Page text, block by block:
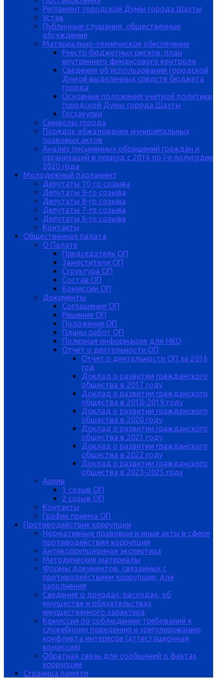
Регламент городской Думы города Шахты
Устав
Публичные слушания, общественные
обсуждения
Материально-техническое обеспечение
Реестр бюджетных рисков, план
внутреннего финансового контроля
Сведения об использовании городской
Думой выделенных средств бюджета
города
Основные положения учетной политики
городской Думы города Шахты
Госзакупки
Символы города
Порядок обжалования муниципальных
правовых актов
Анализ письменных обращений граждан и
организаций в период с 2016 по I-е полугодие
2020 года
Молодежный парламент
Депутаты 10-го созыва
Депутаты 9-го созыва
Депутаты 8-го созыва
Депутаты 7-го созыва
Депутаты 6-го созыва
Контакты
Общественная палата
О Палате
Председатель ОП
Заместители ОП
Структура ОП
Состав ОП
Комиссии ОП
Документы
Соглашения ОП
Решения ОП
Положение ОП
Планы работ ОП
Полезная информация для НКО
Отчет о деятельности ОП
Отчет о деятельности ОП за 2016
год
Доклад о развитии гражданского
общества в 2017 году
Доклад о развитии гражданского
общества в 2018-2019 году
Доклад о развитии гражданского
общества в 2020 году
Доклад о развитии гражданского
общества в 2021 году
Доклад о развитии гражданского
общества в 2022 году
Доклад о развитии гражданского
общества в 2023-2025 году
Архив
1 созыв ОП
2 созыв ОП
Контакты
График приема ОП
Противодействие коррупции
Нормативные правовые и иные акты в сфере
противодействия коррупции
Антикоррупционная экспертиза
Методические материалы
Формы документов, связанных с
противодействием коррупции, для
заполнения
Сведения о доходах, расходах, об
имуществе и обязательствах
имущественного характера
Комиссия по соблюдению требований к
служебному поведению и урегулированию
конфликта интересов (аттестационная
комиссия)
Обратная связь для сообщений о фактах
коррупции
Страница памяти